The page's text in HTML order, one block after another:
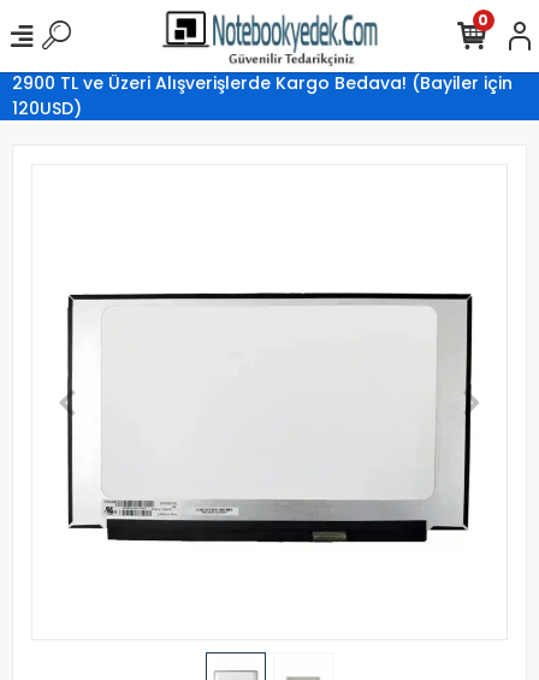
2900 TL ve Üzeri Alışverişlerde Kargo Bedava! (Bayiler için
120USD)
0